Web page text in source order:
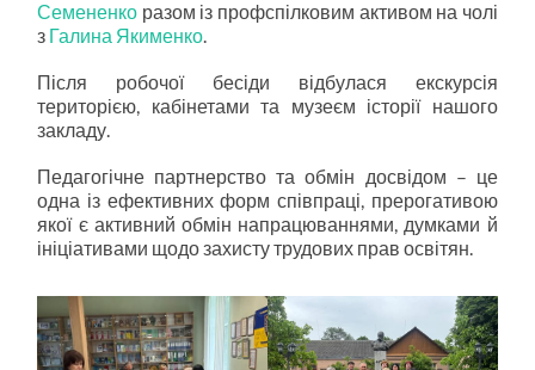
Семененко разом із профспілковим активом на чолі
з Галина Якименко.
Після робочої бесіди відбулася екскурсія
територією, кабінетами та музеєм історії нашого
закладу.
Педагогічне партнерство та обмін досвідом – це
одна із ефективних форм співпраці, прерогативою
якої є активний обмін напрацюваннями, думками й
ініціативами щодо захисту трудових прав освітян.